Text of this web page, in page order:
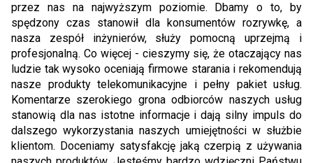
przez nas na najwyższym poziomie. Dbamy o to, by
spędzony czas stanowił dla konsumentów rozrywkę, a
nasza zespół inżynierów, służy pomocną uprzejmą i
profesjonalną. Co więcej - cieszymy się, że otaczający nas
ludzie tak wysoko oceniają firmowe starania i rekomendują
nasze produkty telekomunikacyjne i pełny pakiet usług.
Komentarze szerokiego grona odbiorców naszych usług
stanowią dla nas istotne informacje i dają silny impuls do
dalszego wykorzystania naszych umiejętności w służbie
klientom. Doceniamy satysfakcję jaką czerpią z używania